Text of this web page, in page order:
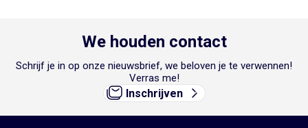
We houden contact
Schrijf je in op onze nieuwsbrief, we beloven je te verwennen!
Verras me!
Inschrijven